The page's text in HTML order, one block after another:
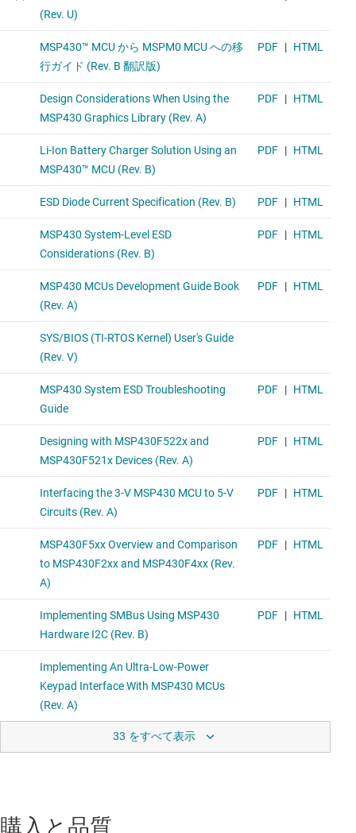
33 をすべて表示
購入と品質